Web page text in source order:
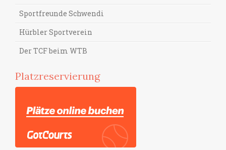
Sportfreunde Schwendi
Hürbler Sportverein
Der TCF beim WTB
Platzreservierung